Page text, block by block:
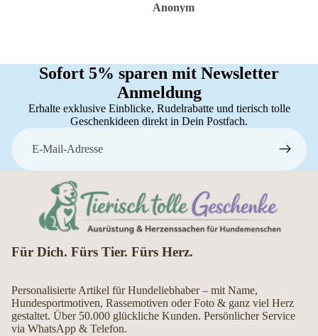
Anonym
Sofort 5% sparen mit Newsletter
Anmeldung
Erhalte exklusive Einblicke, Rudelrabatte und tierisch tolle
Geschenkideen direkt in Dein Postfach.
E-Mail
Für Dich. Fürs Tier. Fürs Herz.
Personalisierte Artikel für Hundeliebhaber – mit Name,
Hundesportmotiven, Rassemotiven oder Foto & ganz viel Herz
gestaltet. Über 50.000 glückliche Kunden. Persönlicher Service
via WhatsApp & Telefon.